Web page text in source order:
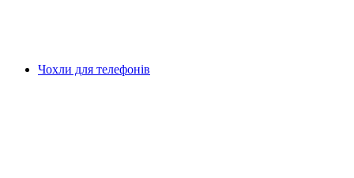
Чохли для телефонів